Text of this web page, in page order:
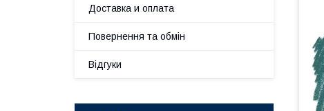
Доставка и оплата
Повернення та обмін
Відгуки